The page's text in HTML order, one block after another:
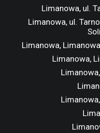
Limanowa, ul.
Limanowa, ul.
Limanowa,
Limanowa,